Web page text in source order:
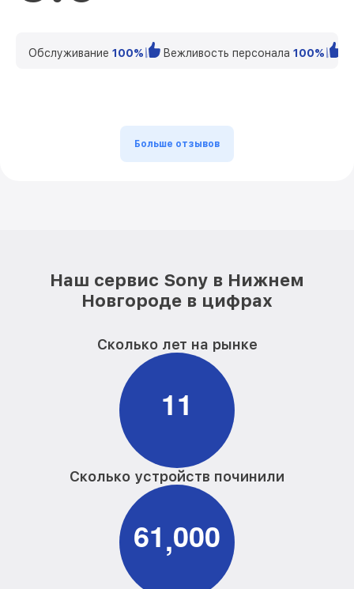
Обслуживание 100% Вежливость персонала 100%
Больше отзывов
Наш сервис Sony в Нижнем
Новгороде в цифрах
Сколько лет на рынке
11
Сколько устройств починили
61,000